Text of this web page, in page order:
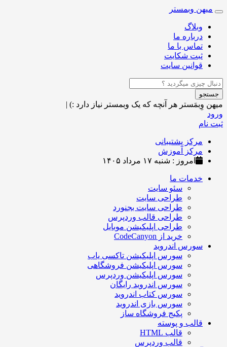
Toggle
navigation
میهن وبمستر
وبلاگ
درباره ما
تماس با ما
ثبت شکایت
قوانین سایت
جستجو
میهن وِبمَستر هر آنچه که یک وبمستر نیاز دارد :) |
ورود
ثبت نام
مرکز پشتیبانی
مرکز آموزش
امروز : شنبه ۱۷ مرداد ۱۴۰۵
خدمات ما
سئو سایت
طراحی سایت
طراحی سایت بجنورد
طراحی قالب وردپرس
طراحی اپلیکیشن موبایل
خرید از CodeCanyon
سورس اندروید
سورس اپلیکیشن تاکسی یاب
سورس اپلیکیشن فروشگاهی
سورس اپلیکیشن وردپرس
سورس اندروید رایگان
سورس کتاب اندروید
سورس بازی اندروید
پکیج فروشگاه ساز
قالب و پوسته
قالب HTML
قالب وردپرس